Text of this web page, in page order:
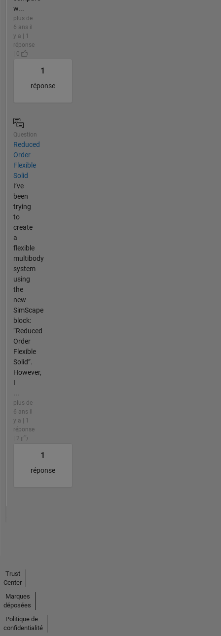
w...
plus de
6 ans il
y a | 1
réponse
| 0
1
réponse
Question
Reduced
Order
Flexible
Solid
I’ve
been
trying
to
create
a
flexible
multibody
system
using
the
new
SimScape
block:
“Reduced
Order
Flexible
Solid”.
However,
I
...
plus de
6 ans il
y a | 1
réponse
| 2
1
réponse
Trust
Center
Marques
déposées
Politique de
confidentialité